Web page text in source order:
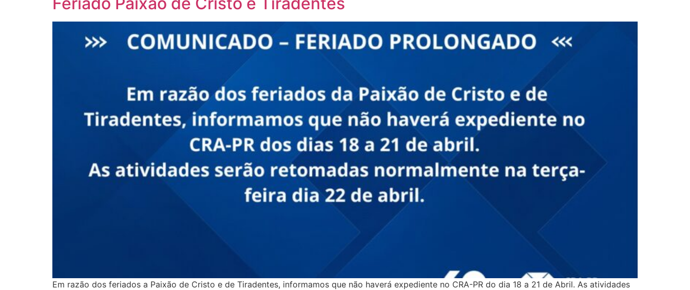
Em razão dos feriados a Paixão de Cristo e de Tiradentes, informamos que não haverá expediente no CRA-PR do dia 18 a 21 de Abril. As atividades